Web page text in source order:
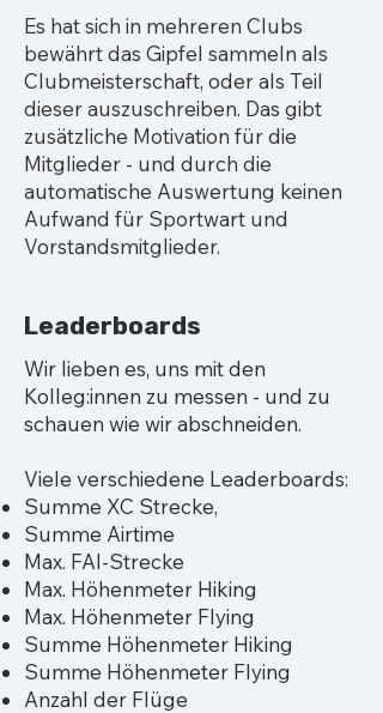
Es hat sich in mehreren Clubs
bewährt das Gipfel sammeln als
Clubmeisterschaft, oder als Teil
dieser auszuschreiben. Das gibt
zusätzliche Motivation für die
Mitglieder - und durch die
automatische Auswertung keinen
Aufwand für Sportwart und
Vorstandsmitglieder.
Leaderboards
Wir lieben es, uns mit den
Kolleg:innen zu messen - und zu
schauen wie wir abschneiden.
Viele verschiedene Leaderboards:
Summe XC Strecke,
Summe Airtime
Max. FAI-Strecke
Max. Höhenmeter Hiking
Max. Höhenmeter Flying
Summe Höhenmeter Hiking
Summe Höhenmeter Flying
Anzahl der Flüge